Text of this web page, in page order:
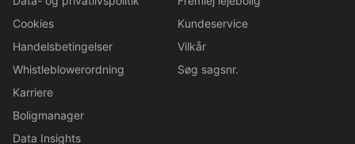
Cookies
Handelsbetingelser
Whistleblowerordning
Karriere
Boligmanager
Data Insights
Kundeservice
Vilkår
Søg sagsnr.